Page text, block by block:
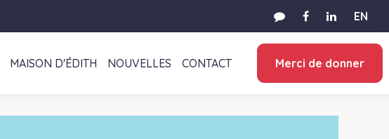
EN
MAISON D'ÉDITH NOUVELLES CONTACT Merci de donner